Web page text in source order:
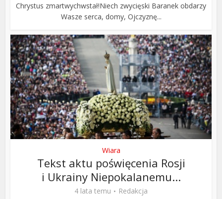
Chrystus zmartwychwstał!Niech zwycięski Baranek obdarzy
Wasze serca, domy, Ojczyznę...
Wiara
Tekst aktu poświęcenia Rosji
i Ukrainy Niepokalanemu...
4 lata temu
Redakcja